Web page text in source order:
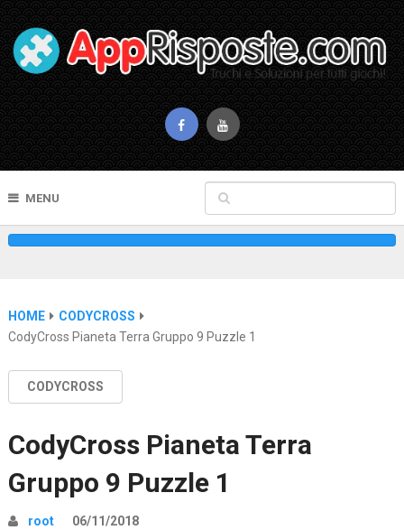
MENU
HOME
CODYCROSS
CodyCross Pianeta Terra Gruppo 9 Puzzle 1
CODYCROSS
CodyCross Pianeta Terra
Gruppo 9 Puzzle 1
root 06/11/2018